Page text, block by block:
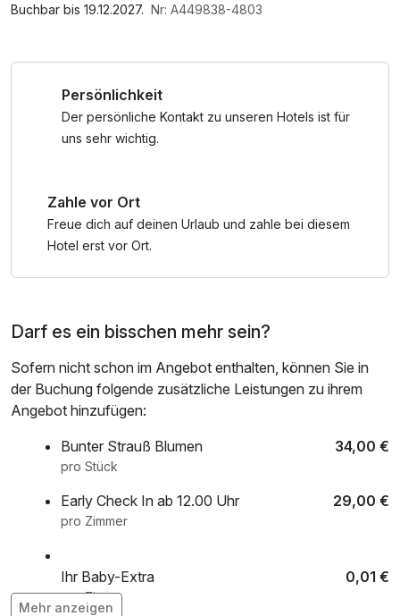
Im Schloss Hotel befinden sich folgende Zimmer:
Im Annex Himmelscheibe befinden sich folgende Zimmer:
Einzelzimmer Economy, Doppelzimmer Economy,
Suite Landseite
Saunabenutzung, W-LAN Nutzung / Internetnutzung
Buchbar bis 19.12.2027. Nr: A449838-4803
Persönlichkeit
Der persönliche Kontakt zu unseren Hotels ist für
uns sehr wichtig.
Zahle vor Ort
Freue dich auf deinen Urlaub und zahle bei diesem
Hotel erst vor Ort.
Darf es ein bisschen mehr sein?
Sofern nicht schon im Angebot enthalten, können Sie in
der Buchung folgende zusätzliche Leistungen zu ihrem
Angebot hinzufügen:
Bunter Strauß Blumen
34,00 €
pro Stück
Early Check In ab 12.00 Uhr 29,00 €
pro Zimmer
Ihr Baby-Extra 0,01 €
pro Zimmer
Mehr anzeigen